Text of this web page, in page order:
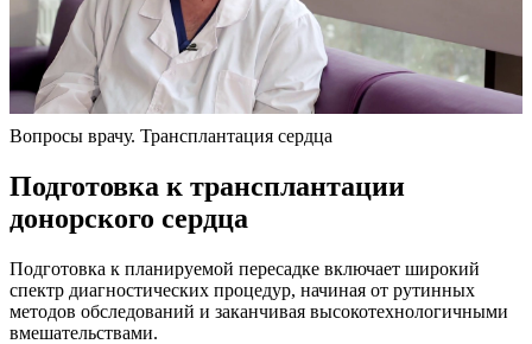
Вопросы врачу. Трансплантация сердца
Подготовка к трансплантации
донорского сердца
Подготовка к планируемой пересадке включает широкий
спектр диагностических процедур, начиная от рутинных
методов обследований и заканчивая высокотехнологичными
вмешательствами.